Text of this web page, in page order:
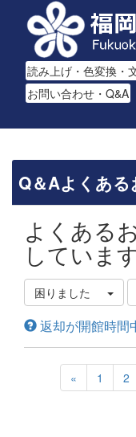
読み上げ・色変換・
お問い合わせ・Q&A
Q＆Aよくあ
よくある
していま
困りました
返却が開館時間
« 1 2